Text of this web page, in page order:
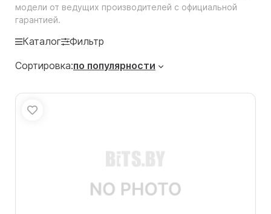
модели от ведущих производителей с официальной
гарантией.
Каталог
Фильтр
Сортировка:по популярности